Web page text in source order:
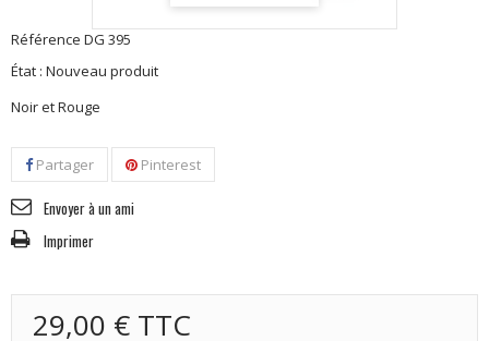
Référence DG 395
État : Nouveau produit
Noir et Rouge
Partager Pinterest
Envoyer à un ami
Imprimer
29,00 € TTC